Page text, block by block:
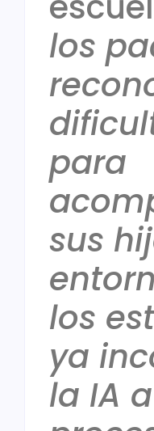
los
para
sus
los
ya
la IA